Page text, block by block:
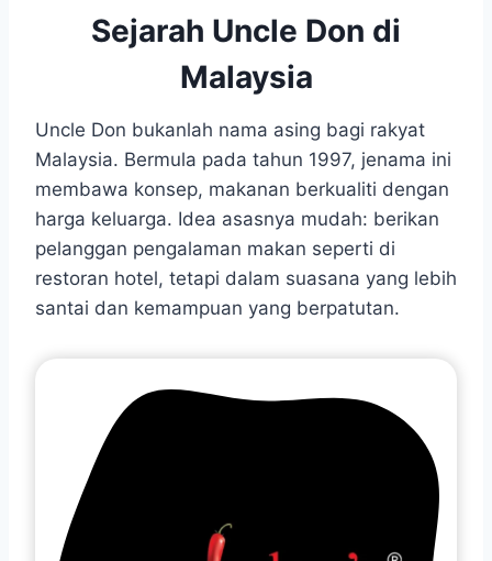
Sejarah Uncle Don di
Malaysia
Uncle Don bukanlah nama asing bagi rakyat
Malaysia. Bermula pada tahun 1997, jenama ini
membawa konsep, makanan berkualiti dengan
harga keluarga. Idea asasnya mudah: berikan
pelanggan pengalaman makan seperti di
restoran hotel, tetapi dalam suasana yang lebih
santai dan kemampuan yang berpatutan.